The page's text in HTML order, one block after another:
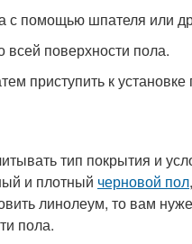
с помощью шпателя или
поверхности пола.
приступить к
тип покрытия и
и плотный черновой пол
линолеум, то вам
пола.